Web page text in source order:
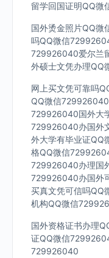
留学回国证明QQ
国外烫金照片QQ
吗QQ微信
729926040爱尔兰
外硕士文凭办理
网上买文凭可靠吗
QQ微信
729926040国外大
729926040办国外
外大学有毕业证QQ
格QQ微信
729926040办理国
729926040办国外
买真文凭可信吗QQ
机构QQ微信
国外资格证书办理
证QQ微信
729926040